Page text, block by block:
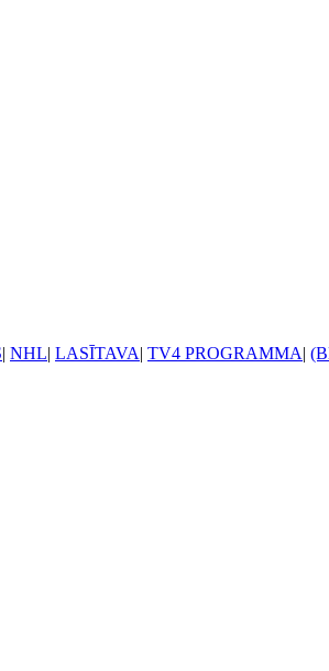
| NHL| LASĪTAVA| TV4 PROGRAMMA|